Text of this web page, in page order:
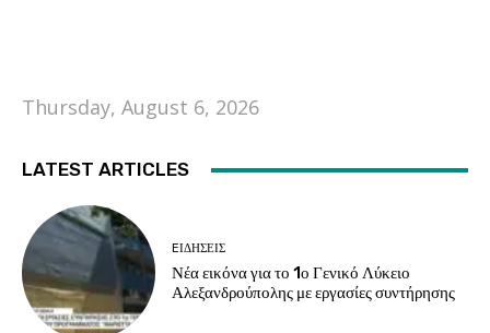
Thursday, August 6, 2026
LATEST ARTICLES
EΙΔΗΣΕΙΣ
Νέα εικόνα για το 1ο Γενικό Λύκειο
Αλεξανδρούπολης με εργασίες συντήρησης